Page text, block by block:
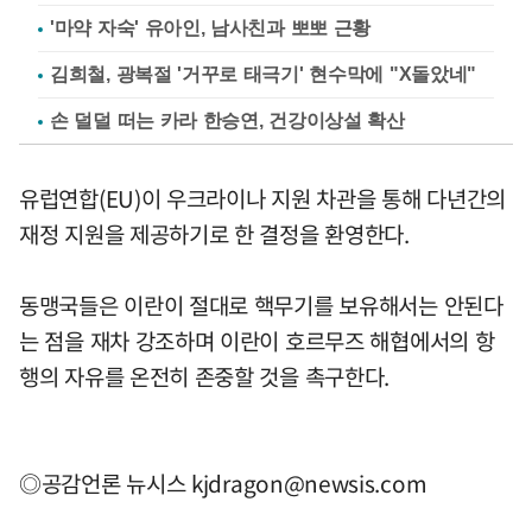
'마약 자숙' 유아인, 남사친과 뽀뽀 근황
김희철, 광복절 '거꾸로 태극기' 현수막에 "X돌았네"
손 덜덜 떠는 카라 한승연, 건강이상설 확산
유럽연합(EU)이 우크라이나 지원 차관을 통해 다년간의
재정 지원을 제공하기로 한 결정을 환영한다.
동맹국들은 이란이 절대로 핵무기를 보유해서는 안된다
는 점을 재차 강조하며 이란이 호르무즈 해협에서의 항
행의 자유를 온전히 존중할 것을 촉구한다.
◎공감언론 뉴시스kjdragon@newsis.com